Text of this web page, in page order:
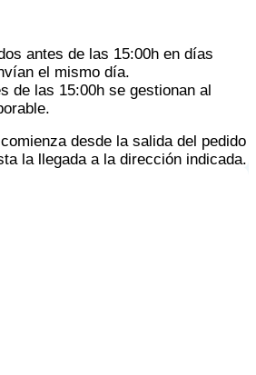
antes de las 15:00h en días
el mismo día.
de las 15:00h se gestionan al
desde la salida del pedido
la llegada a la dirección indicada.